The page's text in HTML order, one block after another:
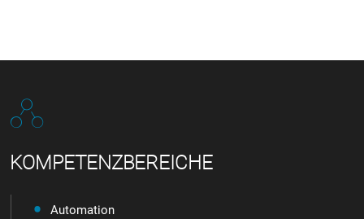
KOMPETENZBEREICHE
Automation